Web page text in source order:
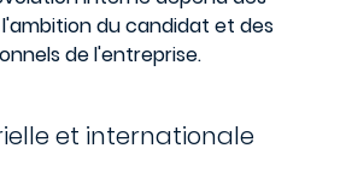
du candidat et des
de l'entreprise.
et internationale